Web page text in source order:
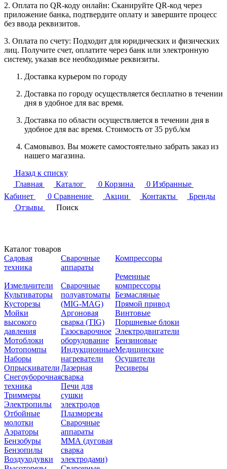
2. Оплата по QR-коду онлайн: Сканируйте QR-код через
приложение банка, подтвердите оплату и завершите процесс
без ввода реквизитов.
3. Оплата по счету: Подходит для юридических и физических
лиц. Получите счет, оплатите через банк или электронную
систему, указав все необходимые реквизиты.
Доставка курьером по городу
Доставка по городу осуществляется бесплатно в течении
дня в удобное для вас время.
Доставка по области осуществляется в течении дня в
удобное для вас время. Стоимость от 35 руб./км
Самовывоз. Вы можете самостоятельно забрать заказ из
нашего магазина.
Назад к списку
Главная
Каталог 0 Корзина 0 Избранные
Кабинет
0 Сравнение Акции Контакты
Бренды
Отзывы
Поиск
Каталог товаров
Садовая
техника
Измельчители
Культиваторы
Кусторезы
Мойки
высокого
давления
Мотоблоки
Мотопомпы
Наборы
Опрыскиватели
Снегоуборочная
техника
Триммеры
Электропилы
Отбойные
молотки
Аэраторы
Бензобуры
Бензопилы
Воздуходувки
Сварочные
аппараты
Сварочные
полуавтоматы
(MIG-MAG)
Аргоновая
сварка (TIG)
Газосварочное
оборудование
Индукционные
нагреватели
Лазерная
сварка
Печи для
сушки
электродов
Плазморезы
Сварочные
аппараты
ММА (дуговая
сварка
электродами)
Компрессоры
Ременные
компрессоры
Безмасляные
Прямой привод
Винтовые
Поршневые блоки
Электродвигатели
Бензиновые
Медицинские
Осушители
Ресиверы